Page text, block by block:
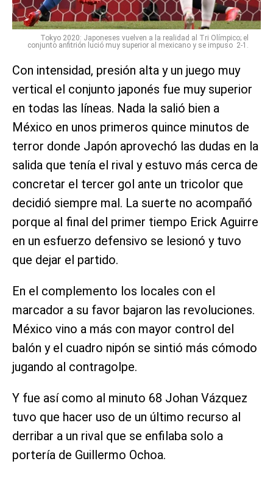
Tokyo 2020: Japoneses vuelven a la realidad al Tri Olímpico; el
conjunto anfitrión lució muy superior al mexicano y se impuso 2-1.
Con intensidad, presión alta y un juego muy
vertical el conjunto japonés fue muy superior
en todas las líneas. Nada la salió bien a
México en unos primeros quince minutos de
terror donde Japón aprovechó las dudas en la
salida que tenía el rival y estuvo más cerca de
concretar el tercer gol ante un tricolor que
decidió siempre mal. La suerte no acompañó
porque al final del primer tiempo Erick Aguirre
en un esfuerzo defensivo se lesionó y tuvo
que dejar el partido.
En el complemento los locales con el
marcador a su favor bajaron las revoluciones.
México vino a más con mayor control del
balón y el cuadro nipón se sintió más cómodo
jugando al contragolpe.
Y fue así como al minuto 68 Johan Vázquez
tuvo que hacer uso de un último recurso al
derribar a un rival que se enfilaba solo a
portería de Guillermo Ochoa.